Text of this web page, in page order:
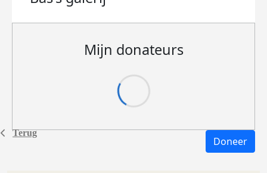
Terug
Mijn donateurs
Doneer